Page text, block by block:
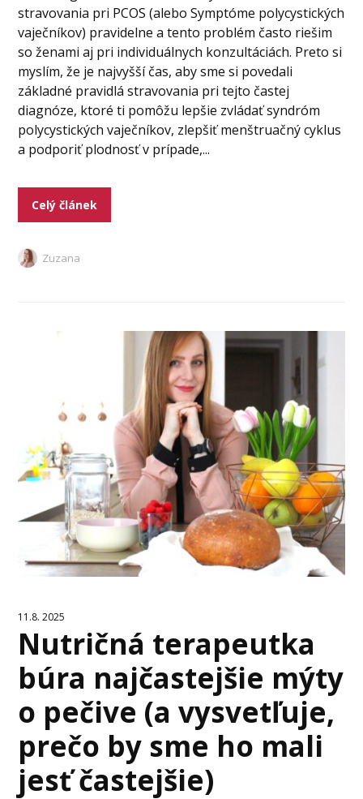
stravovania pri PCOS (alebo Symptóme polycystických
vaječníkov) pravidelne a tento problém často riešim
so ženami aj pri individuálnych konzultáciách. Preto si
myslím, že je najvyšší čas, aby sme si povedali
základné pravidlá stravovania pri tejto častej
diagnóze, ktoré ti pomôžu lepšie zvládať syndróm
polycystických vaječníkov, zlepšiť menštruačný cyklus
a podporiť plodnosť v prípade,...
Celý článek
Zuzana
11.8. 2025
Nutričná terapeutka
búra najčastejšie mýty
o pečive (a vysvetľuje,
prečo by sme ho mali
jesť častejšie)